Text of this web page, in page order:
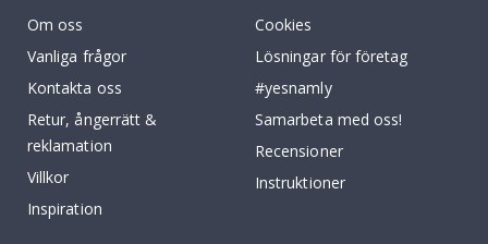
Om oss
Vanliga frågor
Kontakta oss
Retur, ångerrätt &
reklamation
Villkor
Inspiration
Cookies
Lösningar för företag
#yesnamly
Samarbeta med oss!
Recensioner
Instruktioner